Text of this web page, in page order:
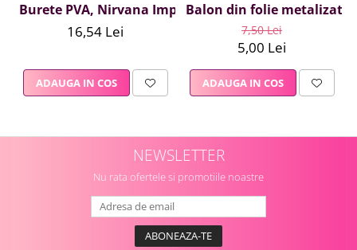
Burete PVA, Nirvana Impex, 1 buc, mov
16,54 Lei
ADAUGA IN COS
Balon din folie metalizata
7,50 Lei
5,00 Lei
ADAUGA IN COS
NEWSLETTER
Nu rata ofertele si promotiile noastre